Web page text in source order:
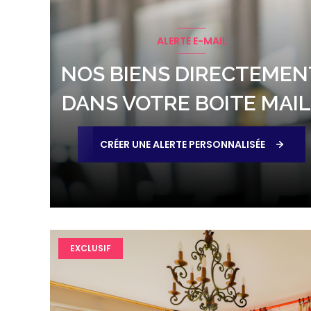
ALERTE E-MAIL
NOS BIENS
DANS VOTRE BOITE
CRÉER UNE ALERTE PERSONNALISÉE
EXCLUSIF